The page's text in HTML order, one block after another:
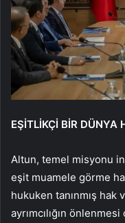
EŞİTLİKÇİ BİR DÜNYA
Altun, temel misyonu
eşit muamele görme
hukuken tanınmış
ayrımcılığın